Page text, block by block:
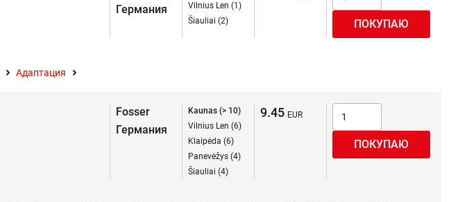
Германия
Vilnius Len (1)
Šiauliai (2)
Адаптация
Fosser
Германия
Kaunas (> 10)
Vilnius Len (6)
Klaipėda (6)
Panevėžys (4)
Šiauliai (4)
9.45